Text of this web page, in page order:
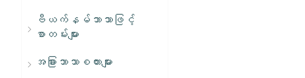
ဗီယက်နမ်ဘာသာဖြင့်
စာတမ်းများ
အခြားဘာသာစကားများ